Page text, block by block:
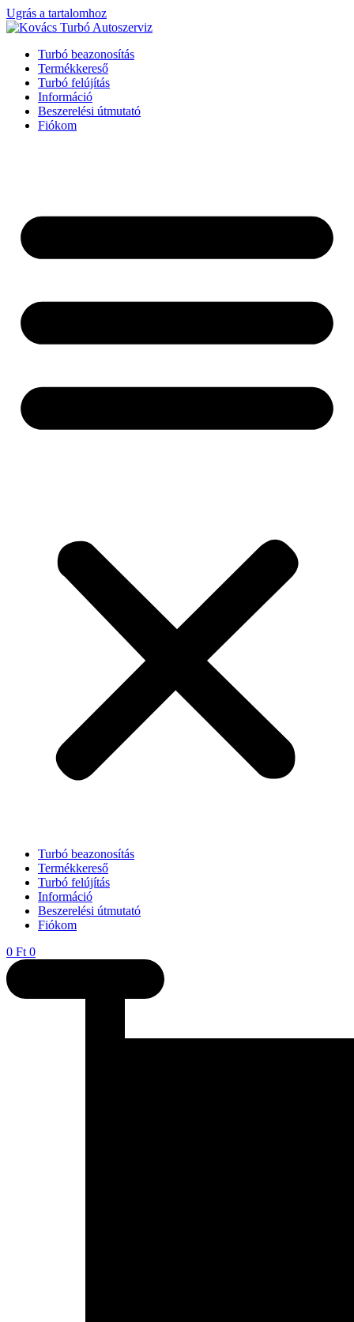
Ugrás a tartalomhoz
Turbó beazonosítás
Termékkereső
Turbó felújítás
Információ
Beszerelési útmutató
Fiókom
Turbó beazonosítás
Termékkereső
Turbó felújítás
Információ
Beszerelési útmutató
Fiókom
0 Ft 0